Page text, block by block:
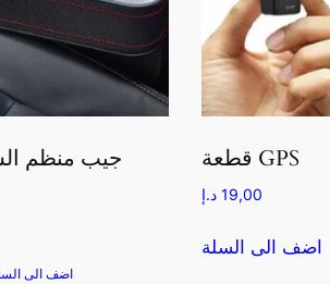
جيب منظم
اضف الى
قطعة GPS
19,00 د.إ
اضف الى السلة